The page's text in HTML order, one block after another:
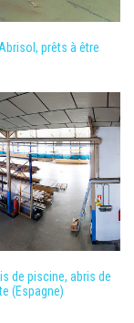
prêts à être
de piscine, abris de
(Espagne)